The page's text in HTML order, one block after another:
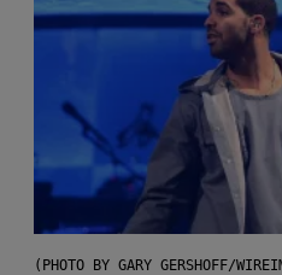
(PHOTO BY GARY GERSHOFF/